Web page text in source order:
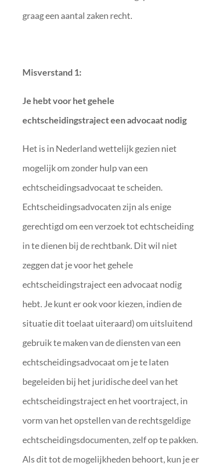
graag een aantal zaken recht.
Misverstand 1:
Je hebt voor het gehele
echtscheidingstraject een advocaat nodig
Het is in Nederland wettelijk gezien niet
mogelijk om zonder hulp van een
echtscheidingsadvocaat te scheiden.
Echtscheidingsadvocaten zijn als enige
gerechtigd om een verzoek tot echtscheiding
in te dienen bij de rechtbank. Dit wil niet
zeggen dat je voor het gehele
echtscheidingstraject een advocaat nodig
hebt. Je kunt er ook voor kiezen, indien de
situatie dit toelaat uiteraard) om uitsluitend
gebruik te maken van de diensten van een
echtscheidingsadvocaat om je te laten
begeleiden bij het juridische deel van het
echtscheidingstraject en het voortraject, in
vorm van het opstellen van de rechtsgeldige
echtscheidingsdocumenten, zelf op te pakken.
Als dit tot de mogelijkheden behoort, kun je er